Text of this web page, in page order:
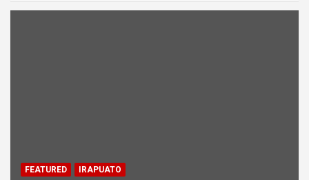
FEATURED IRAPUATO